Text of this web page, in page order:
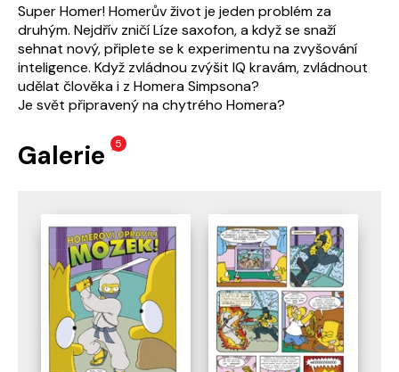
Super Homer! Homerův život je jeden problém za
druhým. Nejdřív zničí Líze saxofon, a když se snaží
sehnat nový, připlete se k experimentu na zvyšování
inteligence. Když zvládnou zvýšit IQ kravám, zvládnout
udělat člověka i z Homera Simpsona?
Je svět připravený na chytrého Homera?
Galerie 5